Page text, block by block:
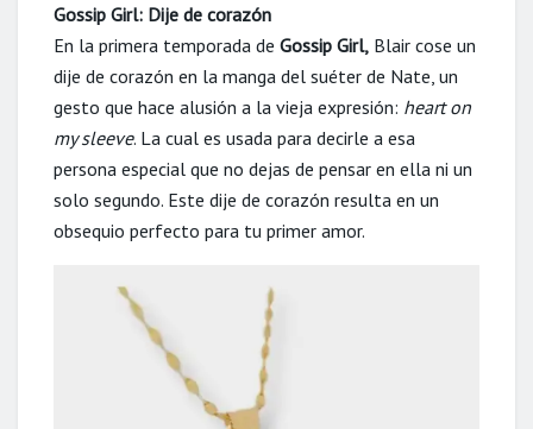
Gossip Girl: Dije de corazón
En la primera temporada de Gossip Girl, Blair cose un
dije de corazón en la manga del suéter de Nate, un
gesto que hace alusión a la vieja expresión: heart on
my sleeve. La cual es usada para decirle a esa
persona especial que no dejas de pensar en ella ni un
solo segundo. Este dije de corazón resulta en un
obsequio perfecto para tu primer amor.